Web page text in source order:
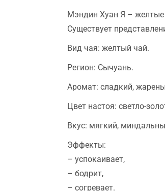
Мэндин Хуан Я – желтые
Существует
Вид чая: желтый чай.
Регион: Сычуань.
Аромат: сладкий,
Цвет настоя: светло-
Вкус: мягкий,
Эффекты:
– успокаивает,
– бодрит,
– согревает.